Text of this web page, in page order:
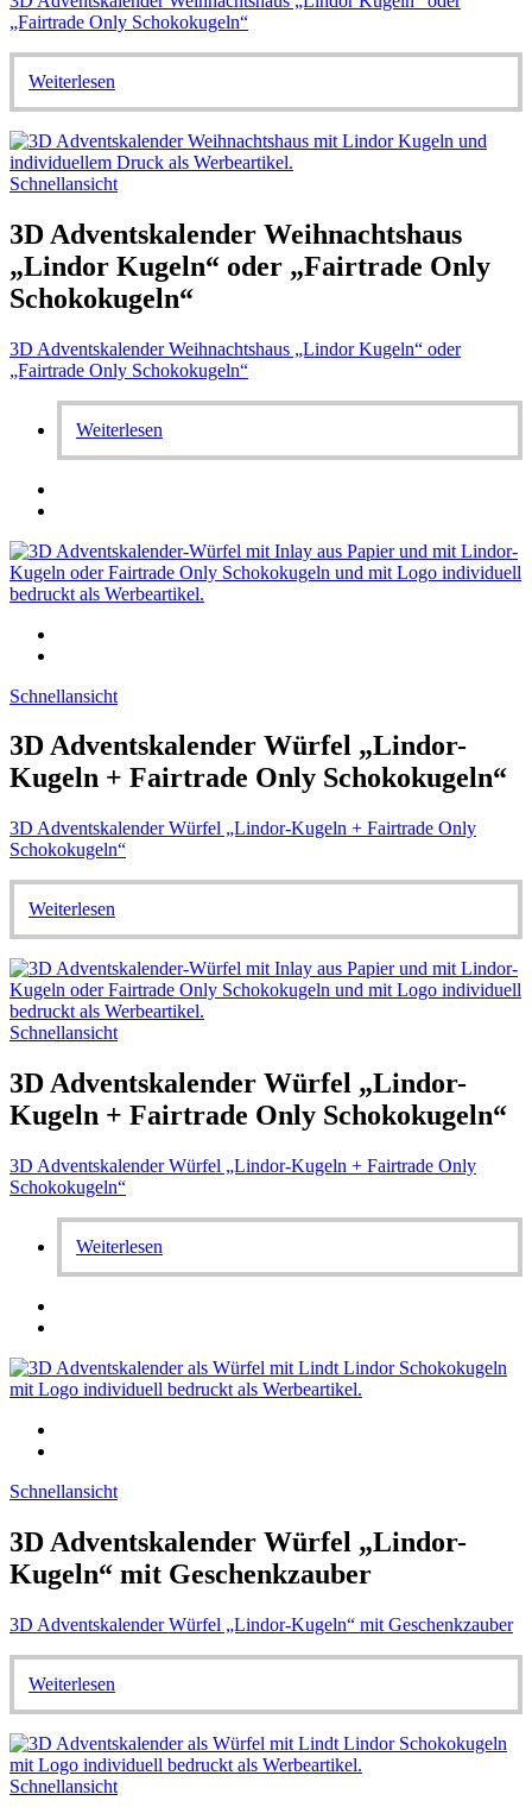
„Fairtrade Only Schokokugeln“
Weiterlesen
Schnellansicht
3D Adventskalender Weihnachtshaus
„Lindor Kugeln“ oder „Fairtrade Only
Schokokugeln“
3D Adventskalender Weihnachtshaus „Lindor Kugeln“ oder
„Fairtrade Only Schokokugeln“
Weiterlesen
Schnellansicht
3D Adventskalender Würfel „Lindor-
Kugeln + Fairtrade Only Schokokugeln“
3D Adventskalender Würfel „Lindor-Kugeln + Fairtrade Only
Schokokugeln“
Weiterlesen
Schnellansicht
3D Adventskalender Würfel „Lindor-
Kugeln + Fairtrade Only Schokokugeln“
3D Adventskalender Würfel „Lindor-Kugeln + Fairtrade Only
Schokokugeln“
Weiterlesen
Schnellansicht
3D Adventskalender Würfel „Lindor-
Kugeln“ mit Geschenkzauber
3D Adventskalender Würfel „Lindor-Kugeln“ mit Geschenkzauber
Weiterlesen
Schnellansicht